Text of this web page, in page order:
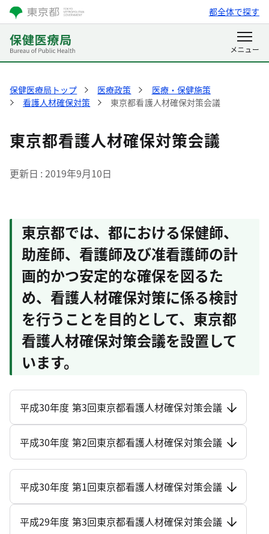
都全体で探す
保健医療局トップ 医療政策
医療・保健施策
看護人材確保対策
東京都看護人材確保対策会議
東京都看護人材確保対策会議
更新日 2019年9月10日
東京都では、都における保健師、
助産師、看護師及び准看護師の計
画的かつ安定的な確保を図るた
め、看護人材確保対策に係る検討
を行うことを目的として、東京都
看護人材確保対策会議を設置して
います。
平成30年度 第3回東京都看護人材確保対策会議
平成30年度 第2回東京都看護人材確保対策会議
平成30年度 第1回東京都看護人材確保対策会議
平成29年度 第3回東京都看護人材確保対策会議